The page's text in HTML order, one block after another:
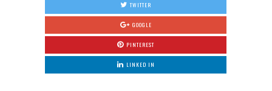
TWITTER
GOOGLE
PINTEREST
LINKED IN